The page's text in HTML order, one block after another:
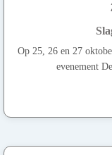
Op 25, 26 en 27
evenement